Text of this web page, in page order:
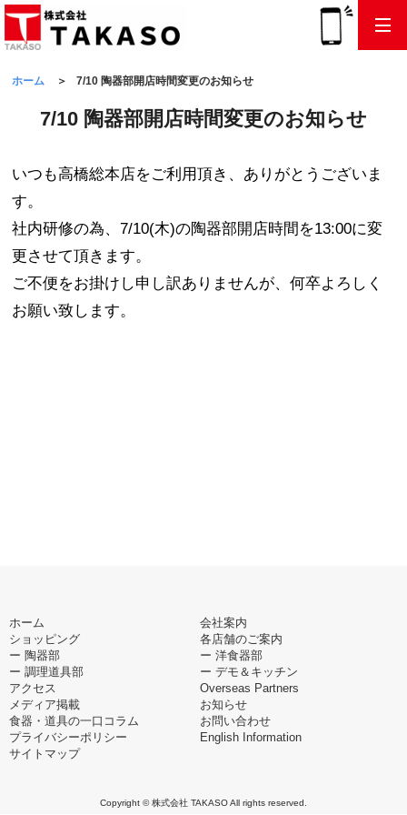
ホーム 7/10 陶器部開店時間変更のお知らせ
7/10 陶器部開店時間変更のお知らせ
いつも高橋総本店をご利用頂き、ありがとうございま
す。
社内研修の為、7/10(木)の陶器部開店時間を13:00に変
更させて頂きます。
ご不便をお掛けし申し訳ありませんが、何卒よろしく
お願い致します。
ホーム
会社案内
ショッピング
各店舗のご案内
ー 陶器部
ー 洋食器部
ー 調理道具部
ー デモ＆キッチン
アクセス
Overseas Partners
メディア掲載
お知らせ
食器・道具の一口コラム
お問い合わせ
プライバシーポリシー
English Information
サイトマップ
Copyright © 株式会社 TAKASO All rights reserved.